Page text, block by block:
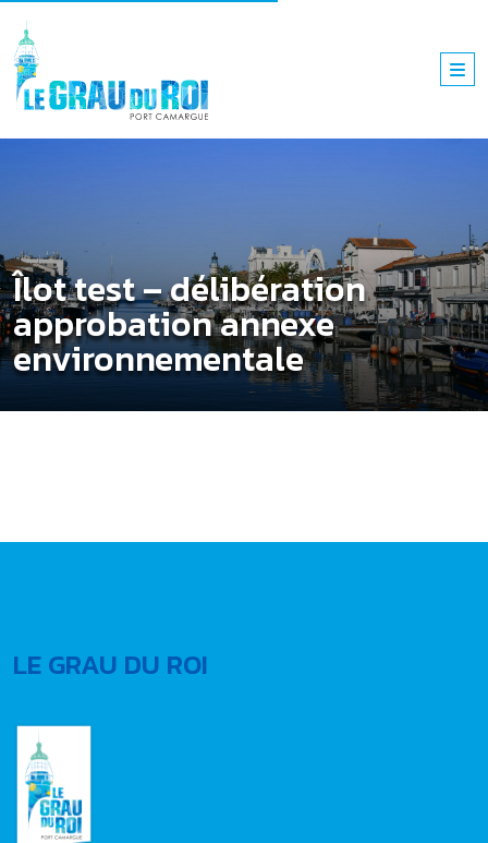
Îlot test – délibération
approbation annexe
environnementale
LE GRAU DU ROI